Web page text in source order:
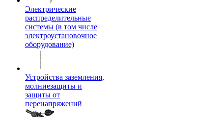
Электрические
распределительные
системы (в том числе
электроустановочное
оборудование)
Устройства заземления,
молниезащиты и
защиты от
перенапряжений